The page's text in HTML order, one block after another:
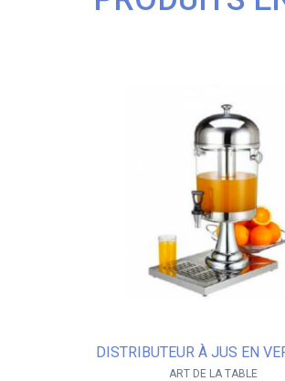
DISTRIBUTEUR À JUS EN
ART DE LA TABLE